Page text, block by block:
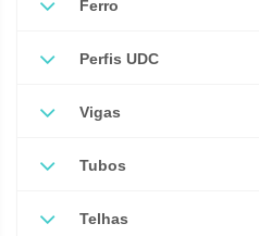
Ferro
Perfis UDC
Vigas
Tubos
Telhas